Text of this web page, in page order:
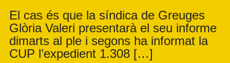
El cas és que la síndica de Greuges
Glòria Valeri presentarà el seu informe
dimarts al ple i segons ha informat la
CUP l’expedient 1.308 […]